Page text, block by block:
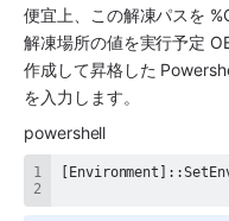
便宜上、この解凍パスを
解凍場所の値を実行予定
作成して昇格した
を入力します。
powershell